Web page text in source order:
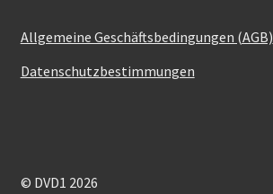
Allgemeine Geschäftsbedingungen (AGB)
Datenschutzbestimmungen
© DVD1 2026